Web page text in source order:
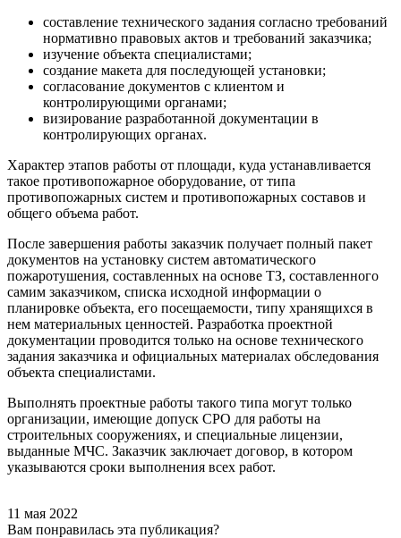
составление технического задания согласно требований
нормативно правовых актов и требований заказчика;
изучение объекта специалистами;
создание макета для последующей установки;
согласование документов с клиентом и
контролирующими органами;
визирование разработанной документации в
контролирующих органах.
Характер этапов работы от площади, куда устанавливается
такое противопожарное оборудование, от типа
противопожарных систем и противопожарных составов и
общего объема работ.
После завершения работы заказчик получает полный пакет
документов на установку систем автоматического
пожаротушения, составленных на основе ТЗ, составленного
самим заказчиком, списка исходной информации о
планировке объекта, его посещаемости, типу хранящихся в
нем материальных ценностей. Разработка проектной
документации проводится только на основе технического
задания заказчика и официальных материалах обследования
объекта специалистами.
Выполнять проектные работы такого типа могут только
организации, имеющие допуск СРО для работы на
строительных сооружениях, и специальные лицензии,
выданные МЧС. Заказчик заключает договор, в котором
указываются сроки выполнения всех работ.
11 мая 2022
Вам понравилась эта публикация?